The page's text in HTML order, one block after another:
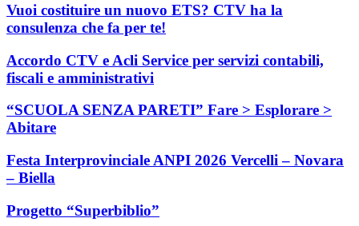
Vuoi costituire un nuovo ETS? CTV ha la
consulenza che fa per te!
Accordo CTV e Acli Service per servizi contabili,
fiscali e amministrativi
“SCUOLA SENZA PARETI” Fare > Esplorare >
Abitare
Festa Interprovinciale ANPI 2026 Vercelli – Novara
– Biella
Progetto “Superbiblio”